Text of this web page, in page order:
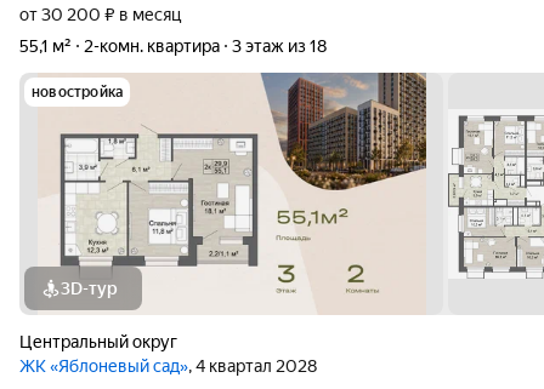
от 30 200 ₽ в месяц
55,1 м²
2-комн. квартира 3 этаж из 18
новостройка
3D-тур
Центральный округ
ЖК «Яблоневый сад», 4 квартал 2028